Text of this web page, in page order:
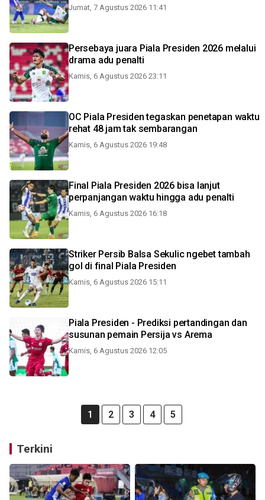
Jumat, 7 Agustus 2026 11:41
Persebaya juara Piala Presiden 2026 melalui
drama adu penalti
Kamis, 6 Agustus 2026 23:11
OC Piala Presiden tegaskan penetapan waktu
rehat 48 jam tak sembarangan
Kamis, 6 Agustus 2026 19:48
Final Piala Presiden 2026 bisa lanjut
perpanjangan waktu hingga adu penalti
Kamis, 6 Agustus 2026 16:18
Striker Persib Balsa Sekulic ngebet tambah
gol di final Piala Presiden
Kamis, 6 Agustus 2026 15:11
Piala Presiden - Prediksi pertandingan dan
susunan pemain Persija vs Arema
Kamis, 6 Agustus 2026 12:05
1 2 3 4 5
Terkini